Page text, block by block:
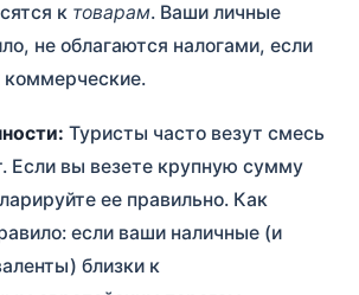
к товарам. Ваши личные
не облагаются налогами, если
коммерческие.
Туристы часто везут смесь
Если вы везете крупную сумму
ее правильно. Как
если ваши наличные (и
близки к